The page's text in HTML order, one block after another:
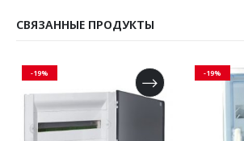
СВЯЗАННЫЕ ПРОДУКТЫ